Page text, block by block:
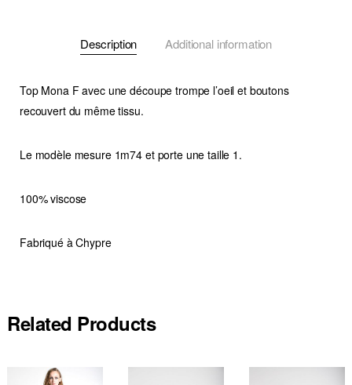
Description Additional information
Top Mona F avec une découpe trompe l’oeil et boutons
recouvert du même tissu.
Le modèle mesure 1m74 et porte une taille 1.
100% viscose
Fabriqué à Chypre
Related Products